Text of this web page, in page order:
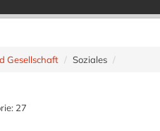
Gesellschaft Soziales
27